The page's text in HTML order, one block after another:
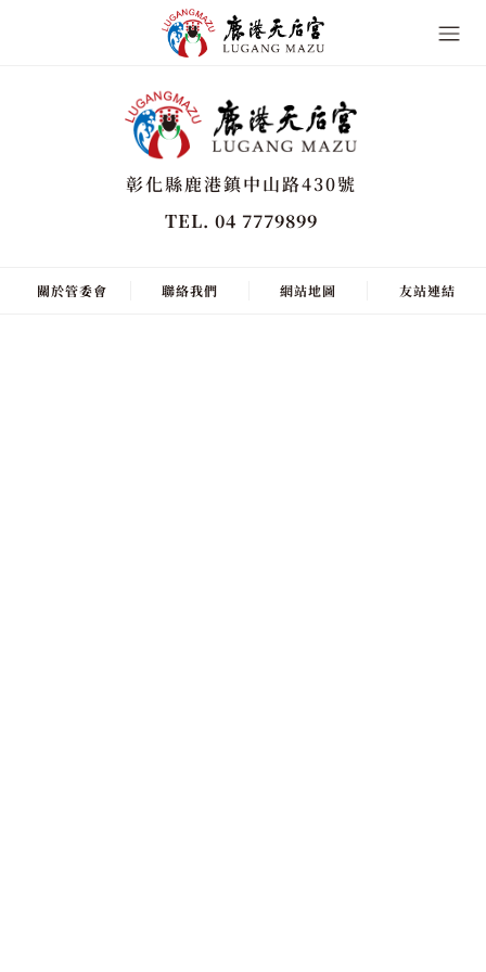
彰化縣鹿港鎮中山路430號
TEL. 04 7779899
關於管委會 聯絡我們 網站地圖 友站連結